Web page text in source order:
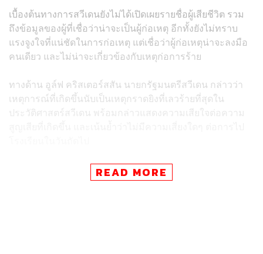
เบื้องต้นทางการสวีเดนยังไม่ได้เปิดเผยรายชื่อผู้เสียชีวิต รวม
ถึงข้อมูลของผู้ที่เชื่อว่าน่าจะเป็นผู้ก่อเหตุ อีกทั้งยังไม่ทราบ
แรงจูงใจที่แน่ชัดในการก่อเหตุ แต่เชื่อว่าผู้ก่อเหตุน่าจะลงมือ
คนเดียว และไม่น่าจะเกี่ยวข้องกับเหตุก่อการร้าย
ทางด้าน อูล์ฟ คริสเตอร์สสัน นายกรัฐมนตรีสวีเดน กล่าวว่า
เหตุการณ์ที่เกิดขึ้นนับเป็นเหตุกราดยิงที่เลวร้ายที่สุดใน
ประวัติศาสตร์สวีเดน พร้อมกล่าวแสดงความเสียใจต่อความ
โดยขณะเกิดเหตุ ผู้บัญชาการตำรวจโอเรโบรประกาศเตือน
ไม่ให้ประชาชนเดินทางไปยังโรงเรียนดังกล่าว พร้อมสั่งให้
READ MORE